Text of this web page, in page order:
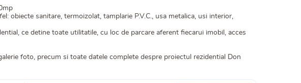
obiecte sanitare, termoizolat, tamplarie P.V.C., usa metalica, usi interior,
ce detine toate utilitatile, cu loc de parcare aferent fiecarui imobil, acces
foto, precum si toate datele complete despre proiectul rezidential Don